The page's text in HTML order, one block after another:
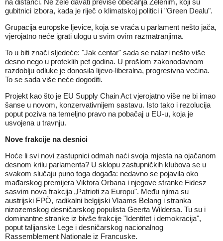
na distanci. Ne žele davati previše obećanja Zelenim, koji su
gubitnici izbora, kada je riječ o klimatskoj politici i "Green Dealu".
Grupacija europske ljevice, koja se vraća u parlament nešto jača,
vjerojatno neće igrati ulogu u svim ovim razmatranjima.
To u biti znači sljedeće: "Jak centar" sada se nalazi nešto više
desno nego u proteklih pet godina. U prošlom zakonodavnom
razdoblju odluke je donosila lijevo-liberalna, progresivna većina.
To se sada više neće dogoditi.
Projekt kao što je EU Supply Chain Act vjerojatno više ne bi imao
šanse u novom, konzervativnijem sastavu. Isto tako i rezolucija
poput poziva na temeljno pravo na pobačaj u EU-u, koja je
usvojena u travnju.
Nove frakcije na desnici
Hoće li svi novi zastupnici odmah naći svoja mjesta na ojačanom
desnom krilu parlamenta? U sklopu zastupničkih klubova se u
svakom slučaju puno toga događa: nedavno se pojavila oko
mađarskog premijera Viktora Orbana i njegove stranke Fidesz
sasvim nova frakcija „Patrioti za Europu". Među njima su
austrijski FPÖ, radikalni belgijski Vlaams Belang i stranka
nizozemskog desničarskog populista Geerta Wildersa. Tu su i
dominantne stranke iz bivše frakcije "Identitet i demokracija",
poput talijanske Lege i desničarskog nacionalnog
Rassemblement Nationale iz Francuske.